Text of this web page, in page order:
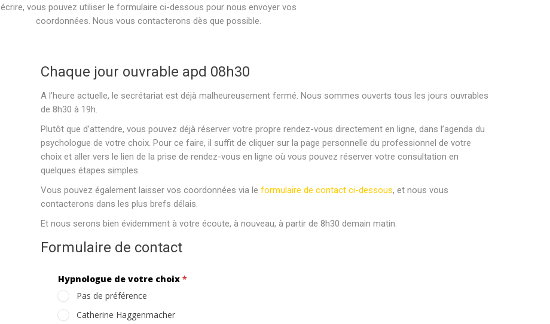
écrire, vous pouvez utiliser le formulaire ci-dessous pour nous envoyer vos
coordonnées. Nous vous contacterons dès que possible.
Chaque jour ouvrable apd 08h30
A l’heure actuelle, le secrétariat est déjà malheureusement fermé. Nous sommes ouverts tous les jours ouvrables
de 8h30 à 19h.
Plutôt que d’attendre, vous pouvez déjà réserver votre propre rendez-vous directement en ligne, dans l’agenda du
psychologue de votre choix. Pour ce faire, il suffit de cliquer sur la page personnelle du professionnel de votre
choix et aller vers le lien de la prise de rendez-vous en ligne où vous pouvez réserver votre consultation en
quelques étapes simples.
Vous pouvez également laisser vos coordonnées via le formulaire de contact ci-dessous, et nous vous
contacterons dans les plus brefs délais.
Et nous serons bien évidemment à votre écoute, à nouveau, à partir de 8h30 demain matin.
Formulaire de contact